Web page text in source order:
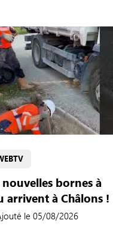
nouvelles bornes à
arrivent à Châlons !
le 05/08/2026